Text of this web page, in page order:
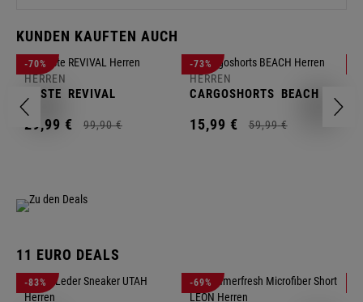
KUNDEN KAUFTEN AUCH
-70%
HERREN
WESTE REVIVAL
29,99 € 99,90 €
-73%
HERREN
CARGOSHORTS BEACH
15,99 € 59,99 €
11 EURO DEALS
-83% -69%